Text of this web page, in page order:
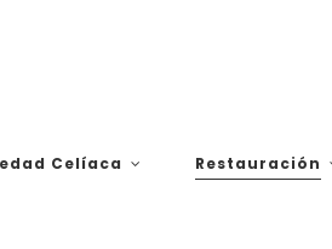
Celíaca Restauración